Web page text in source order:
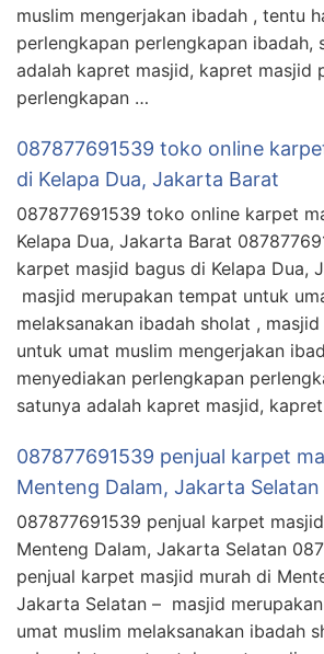
muslim mengerjakan ibadah , tentu
perlengkapan perlengkapan ibadah,
adalah kapret masjid, kapret masjid
perlengkapan …
087877691539 toko online
di Kelapa Dua, Jakarta Barat
087877691539 toko online karpet
Kelapa Dua, Jakarta Barat
karpet masjid bagus di Kelapa Dua,
masjid merupakan tempat untuk
melaksanakan ibadah sholat ,
untuk umat muslim mengerjakan
menyediakan perlengkapan
satunya adalah kapret masjid,
087877691539 penjual karpet
Menteng Dalam, Jakarta Selatan
087877691539 penjual karpet
Menteng Dalam, Jakarta Selatan
penjual karpet masjid murah di
Jakarta Selatan – masjid
umat muslim melaksanakan ibadah